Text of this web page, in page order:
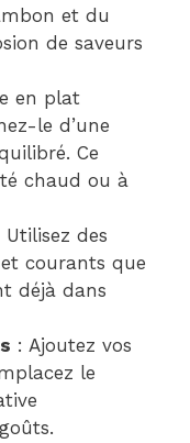
et du
de saveurs
en plat
le d’une
Ce
chaud ou à
Utilisez des
courants que
déjà dans
: Ajoutez vos
le